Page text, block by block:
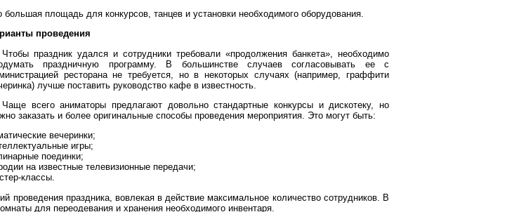
площадь для конкурсов, танцев и установки необходимого оборудования.
проведения
Чтобы праздник удался и сотрудники требовали «продолжения банкета», необходимо
праздничную программу. В большинстве случаев согласовывать ее с
ресторана не требуется, но в некоторых случаях (например, граффити
лучше поставить руководство кафе в известность.
Чаще всего аниматоры предлагают довольно стандартные конкурсы и дискотеку, но
заказать и более оригинальные способы проведения мероприятия. Это могут быть:
вечеринки;
игры;
поединки;
на известные телевизионные передачи;
классы.
проведения праздника, вовлекая в действие максимальное количество сотрудников. В
для переодевания и хранения необходимого инвентаря.